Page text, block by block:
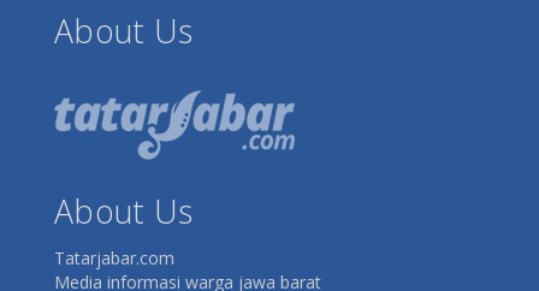
About Us
About Us
Tatarjabar.com
Media informasi warga jawa barat